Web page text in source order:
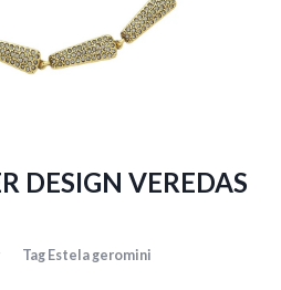
DESIGN VEREDAS
Tag Estela geromini